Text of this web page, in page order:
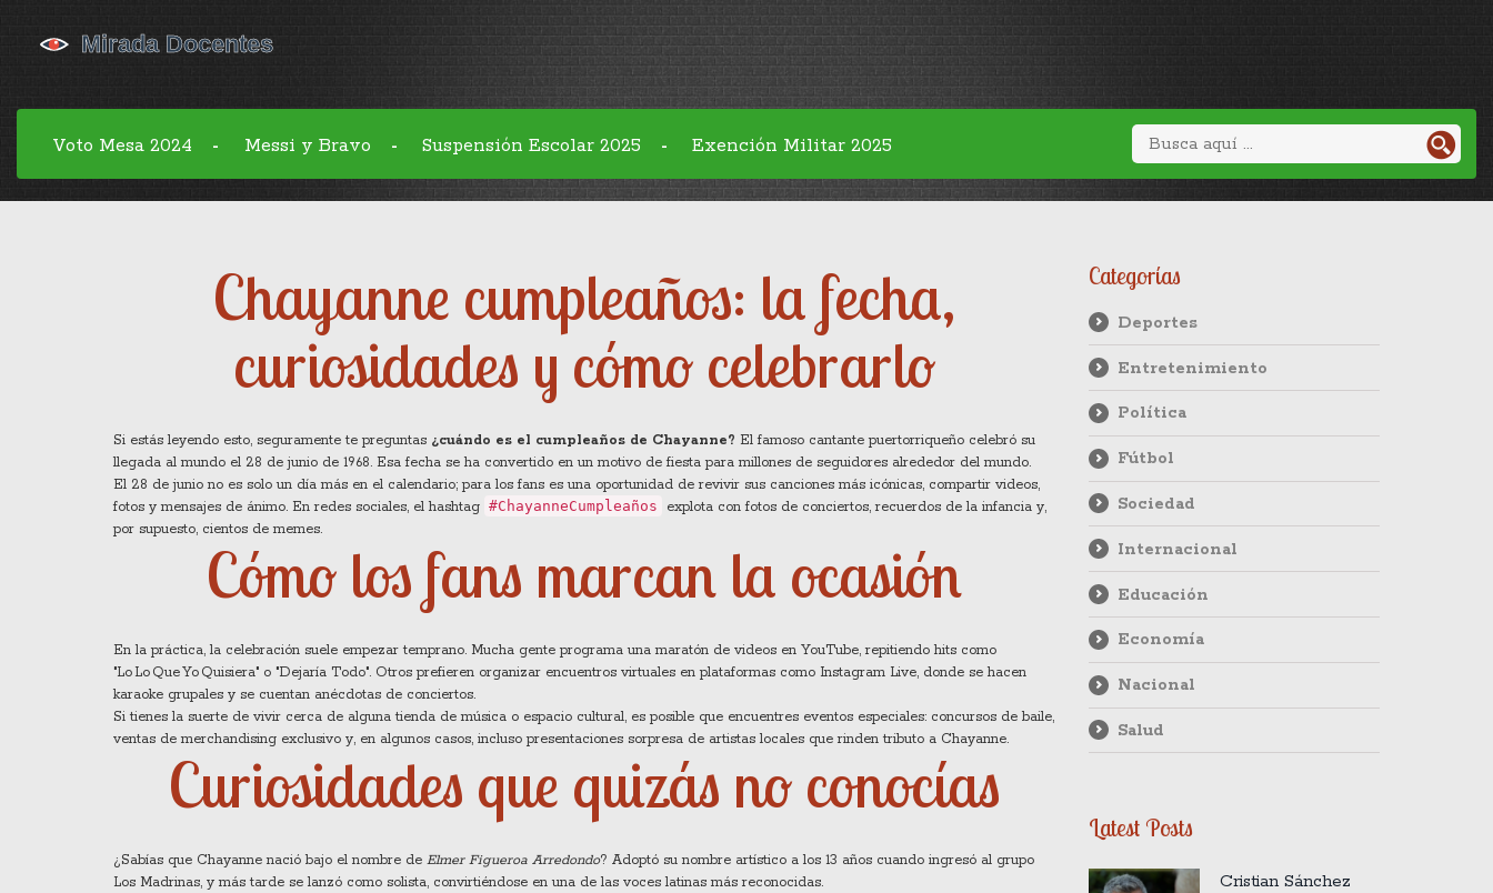
Voto Mesa 2024 - Messi y Bravo - Suspensión Escolar 2025 - Exención Militar 2025
Chayanne cumpleaños: la fecha,
curiosidades y cómo celebrarlo
Si estás leyendo esto, seguramente te preguntas ¿cuándo es el cumpleaños de Chayanne? El famoso cantante puertorriqueño celebró su
llegada al mundo el 28 de junio de 1968. Esa fecha se ha convertido en un motivo de fiesta para millones de seguidores alrededor del mundo.
El 28 de junio no es solo un día más en el calendario; para los fans es una oportunidad de revivir sus canciones más icónicas, compartir videos,
fotos y mensajes de ánimo. En redes sociales, el hashtag #ChayanneCumpleaños
explota con fotos de conciertos, recuerdos de la infancia y,
por supuesto, cientos de memes.
Cómo los fans marcan la ocasión
En la práctica, la celebración suele empezar temprano. Mucha gente programa una maratón de videos en YouTube, repitiendo hits como
"Lo Lo Que Yo Quisiera" o "Dejaría Todo". Otros prefieren organizar encuentros virtuales en plataformas como Instagram Live, donde se hacen
karaoke grupales y se cuentan anécdotas de conciertos.
Si tienes la suerte de vivir cerca de alguna tienda de música o espacio cultural, es posible que encuentres eventos especiales: concursos de baile,
ventas de merchandising exclusivo y, en algunos casos, incluso presentaciones sorpresa de artistas locales que rinden tributo a Chayanne.
Curiosidades que quizás no conocías
¿Sabías que Chayanne nació bajo el nombre de Elmer Figueroa Arredondo? Adoptó su nombre artístico a los 13 años cuando ingresó al grupo
Los Madrinas, y más tarde se lanzó como solista, convirtiéndose en una de las voces latinas más reconocidas.
Categorías
Deportes
Entretenimiento
Política
Fútbol
Sociedad
Internacional
Educación
Economía
Nacional
Salud
Latest Posts
Cristian Sánchez